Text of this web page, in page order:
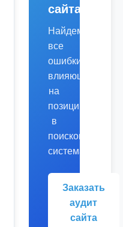
сайта
Найдем
все
ошибки,
влияющие
на
позиции
в
поисковых
системах.
Заказать
аудит
сайта